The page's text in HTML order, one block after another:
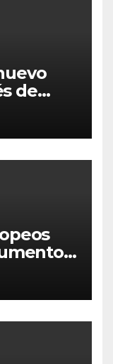
de
de
tras la